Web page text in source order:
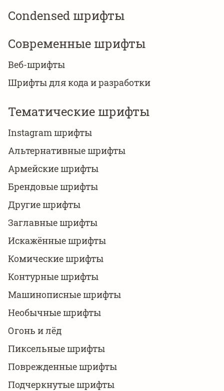
Сondensed шрифты
Современные шрифты
Веб-шрифты
Шрифты для кода и разработки
Тематические шрифты
Instagram шрифты
Альтернативные шрифты
Армейские шрифты
Брендовые шрифты
Другие шрифты
Заглавные шрифты
Искажённые шрифты
Комические шрифты
Контурные шрифты
Машинописные шрифты
Необычные шрифты
Огонь и лёд
Пиксельные шрифты
Поврежденные шрифты
Подчеркнутые шрифты